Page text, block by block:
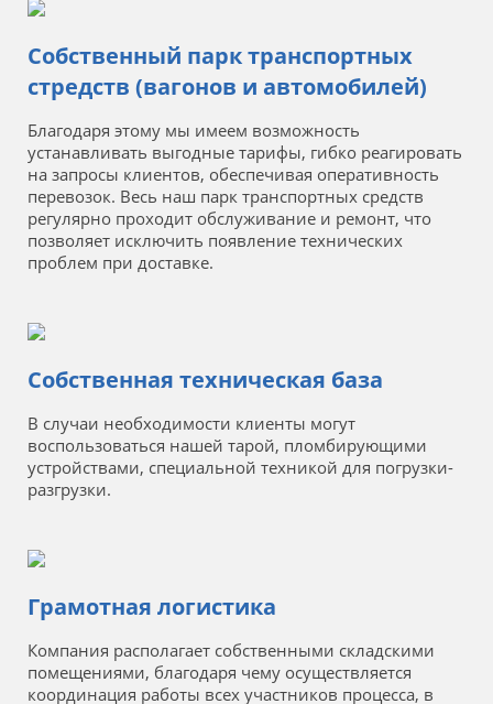
Собственный парк транспортных
стредств (вагонов и автомобилей)
Благодаря этому мы имеем возможность
устанавливать выгодные тарифы, гибко реагировать
на запросы клиентов, обеспечивая оперативность
перевозок. Весь наш парк транспортных средств
регулярно проходит обслуживание и ремонт, что
позволяет исключить появление технических
проблем при доставке.
Собственная техническая база
В случаи необходимости клиенты могут
воспользоваться нашей тарой, пломбирующими
устройствами, специальной техникой для погрузки-
разгрузки.
Грамотная логистика
Компания располагает собственными складскими
помещениями, благодаря чему осуществляется
координация работы всех участников процесса, в